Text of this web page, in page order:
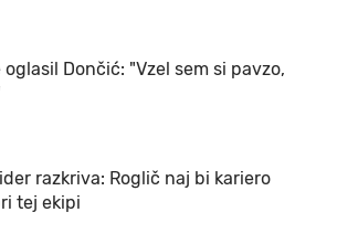
oglasil Dončić: "Vzel sem si pavzo,
razkriva: Roglič naj bi kariero
tej ekipi